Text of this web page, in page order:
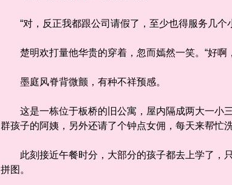
“对，反正我都跟公司请假了，至少也得服务几个
楚明欢打量他华贵的穿着，忽而嫣然一笑。“好啊
墨庭风脊背微颤，有种不祥预感。
这是一栋位于板桥的旧公寓，屋内隔成两大一小
群孩子的阿姨，另外还请了个钟点女佣，每天来帮忙
此刻接近午餐时分，大部分的孩子都去上学了，
拼图。